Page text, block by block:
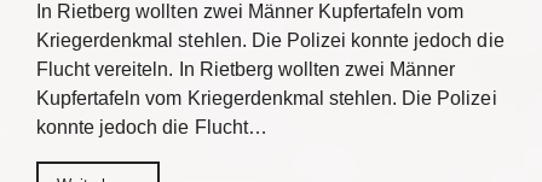
In Rietberg wollten zwei Männer Kupfertafeln vom
Kriegerdenkmal stehlen. Die Polizei konnte jedoch die
Flucht vereiteln. In Rietberg wollten zwei Männer
Kupfertafeln vom Kriegerdenkmal stehlen. Die Polizei
konnte jedoch die Flucht…